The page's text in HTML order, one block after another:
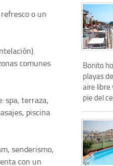
o un
comunes
spa, terraza,
piscina
senderismo,
con un
Bonito
playas
aire libre
pie del